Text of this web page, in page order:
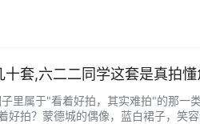
套,六二二同学这套是真拍懂
里属于"看着好拍，其实难拍"的那一
好拍？蒙德城的偶像，蓝白裙子，笑